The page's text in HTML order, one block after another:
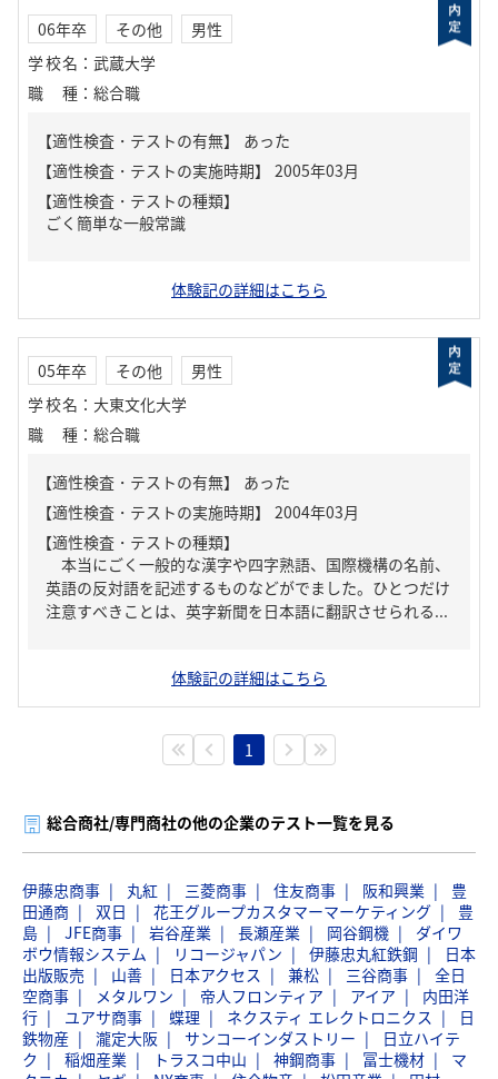
06年卒 その他
男性
学校名 ： 武蔵大学
職種 ： 総合職
【適性検査・テストの有無】 あった
【適性検査・テストの種類】
ごく簡単な一般常識
体験記の詳細はこちら
05年卒 その他
男性
学校名 ： 大東文化大学
職種 ： 総合職
【適性検査・テストの有無】 あった
【適性検査・テストの種類】
本当にごく一般的な漢字や四字熟語、国際機構の名前、
英語の反対語を記述するものなどがでました。ひとつだけ
注意すべきことは、英字新聞を日本語に翻訳させられる...
体験記の詳細はこちら
1
総合商社/専門商社の他の企業のテスト一覧を見る
伊藤忠商事 丸紅 三菱商事 住友商事 阪和興業
豊
田通商
双日 花王グループカスタマーマーケティング
豊
島
JFE商事 岩谷産業 長瀬産業 岡谷鋼機
ダイワ
ボウ情報システム
リコージャパン 伊藤忠丸紅鉄鋼
日本
出版販売
山善 日本アクセス 兼松 三谷商事
全日
空商事
メタルワン 帝人フロンティア アイア
内田洋
行
ユアサ商事 蝶理 ネクスティ エレクトロニクス
日
鉄物産
瀧定大阪 サンコーインダストリー
日立ハイテ
ク
稲畑産業 トラスコ中山 神鋼商事 冨士機材
マ